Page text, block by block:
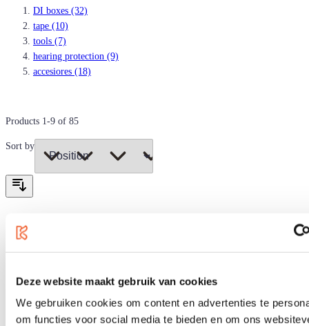
Deze website maakt gebruik van cookies
We gebruiken cookies om content en advertenties te
om functies voor social media te bieden en om ons
DI boxes (32)
tape (10)
tools (7)
hearing protection (9)
accesiores (18)
Products 1-9 of 85
Sort by